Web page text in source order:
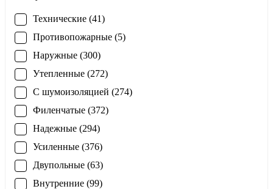
Технические (41)
Противопожарные (5)
Наружные (300)
Утепленные (272)
С шумоизоляцией (274)
Филенчатые (372)
Надежные (294)
Усиленные (376)
Двупольные (63)
Внутренние (99)